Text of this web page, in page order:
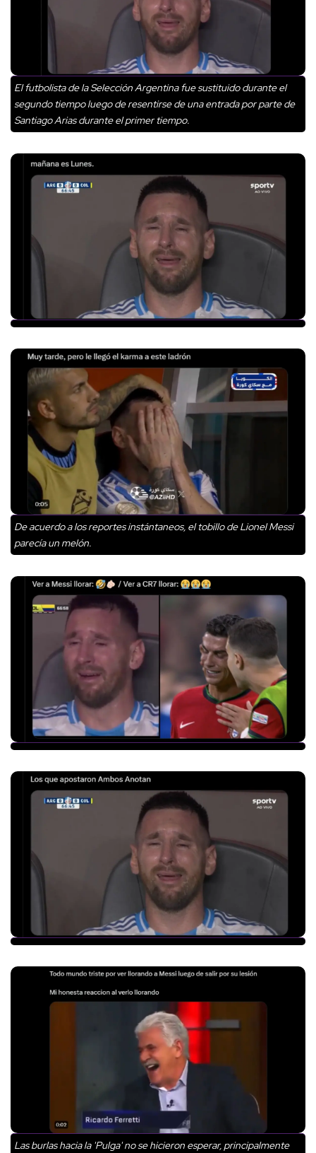
El futbolista de la Selección Argentina fue sustituido durante el
segundo tiempo luego de resentirse de una entrada por parte de
Santiago Arias durante el primer tiempo.
De acuerdo a los reportes instántaneos, el tobillo de Lionel Messi
parecía un melón.
Las burlas hacia la 'Pulga' no se hicieron esperar, principalmente